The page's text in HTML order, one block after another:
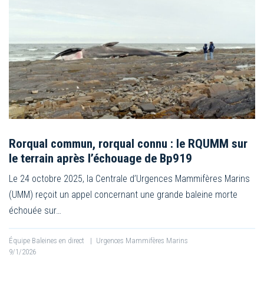
Rorqual commun, rorqual connu : le RQUMM sur
le terrain après l’échouage de Bp919
Le 24 octobre 2025, la Centrale d’Urgences Mammifères Marins
(UMM) reçoit un appel concernant une grande baleine morte
échouée sur…
Équipe Baleines en direct | Urgences Mammifères Marins
9/1/2026